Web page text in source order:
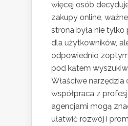
więcej osób
zakupy online,
strona była nie tylko
dla użytkowników,
odpowiednio
pod kątem
Właściwe narzędzia
współpraca z
agencjami mogą
ułatwić rozwój i